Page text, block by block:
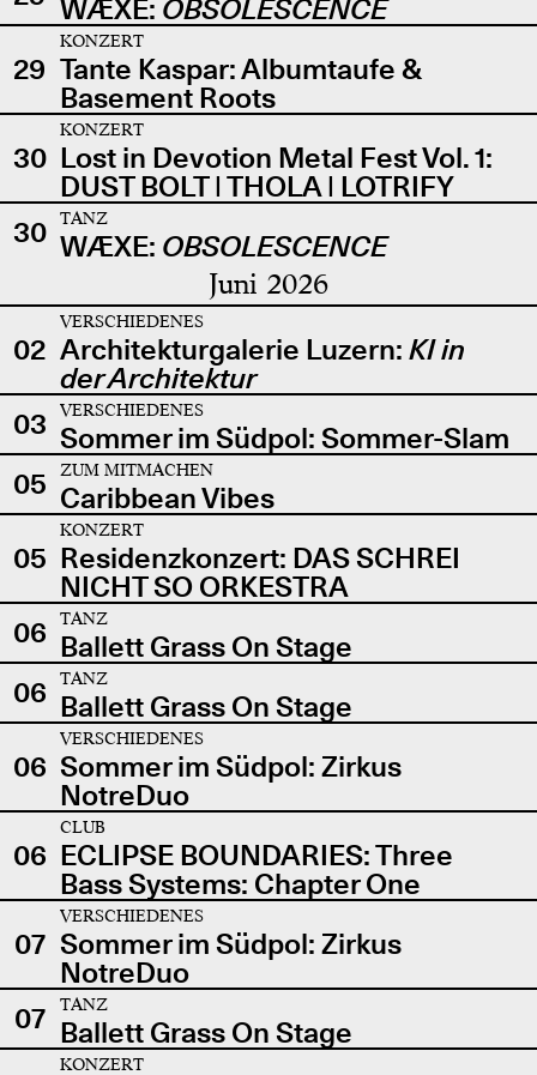
WÆXE: OBSOLESCENCE
29
KONZERT
Tante Kaspar: Albumtaufe &
Basement Roots
30
KONZERT
Lost in Devotion Metal Fest Vol. 1:
DUST BOLT | THOLA | LOTRIFY
30
TANZ
WÆXE: OBSOLESCENCE
Juni 2026
02
VERSCHIEDENES
Architekturgalerie Luzern: KI in
der Architektur
03
VERSCHIEDENES
Sommer im Südpol: Sommer-Slam
05
ZUM MITMACHEN
Caribbean Vibes
05
KONZERT
Residenzkonzert: DAS SCHREI
NICHT SO ORKESTRA
06
TANZ
Ballett Grass On Stage
06
TANZ
Ballett Grass On Stage
06
VERSCHIEDENES
Sommer im Südpol: Zirkus
NotreDuo
06
CLUB
ECLIPSE BOUNDARIES: Three
Bass Systems: Chapter One
07
VERSCHIEDENES
Sommer im Südpol: Zirkus
NotreDuo
07
TANZ
Ballett Grass On Stage
KONZERT